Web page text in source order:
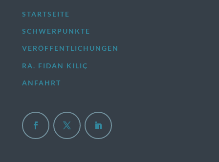
STARTSEITE
SCHWERPUNKTE
VERÖFFENTLICHUNGEN
RA. FIDAN KILIÇ
ANFAHRT